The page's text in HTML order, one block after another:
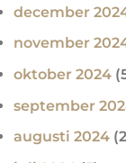
december
november
oktober 2024
september
augusti 2024